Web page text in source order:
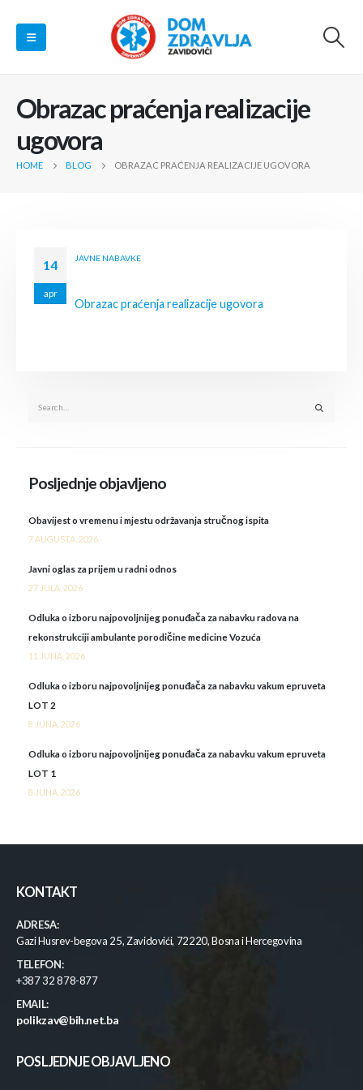
Obrazac praćenja realizacije
ugovora
HOME BLOG OBRAZAC PRAĆENJA REALIZACIJE UGOVORA
14
apr
JAVNE NABAVKE
Obrazac praćenja realizacije ugovora
Posljednje objavljeno
Obavijest o vremenu i mjestu održavanja stručnog ispita
7 AUGUSTA, 2026
Javni oglas za prijem u radni odnos
27 JULA, 2026
Odluka o izboru najpovoljnijeg ponuđača za nabavku radova na
rekonstrukciji ambulante porodičine medicine Vozuća
11 JUNA, 2026
Odluka o izboru najpovoljnijeg ponuđača za nabavku vakum epruveta
LOT 2
8 JUNA, 2026
Odluka o izboru najpovoljnijeg ponuđača za nabavku vakum epruveta
LOT 1
8 JUNA, 2026
KONTAKT
ADRESA:
Gazi Husrev-begova 25, Zavidovići, 72220, Bosna i Hercegovina
TELEFON:
+387 32 878-877
EMAIL:
polikzav@bih.net.ba
POSLJEDNJE OBJAVLJENO